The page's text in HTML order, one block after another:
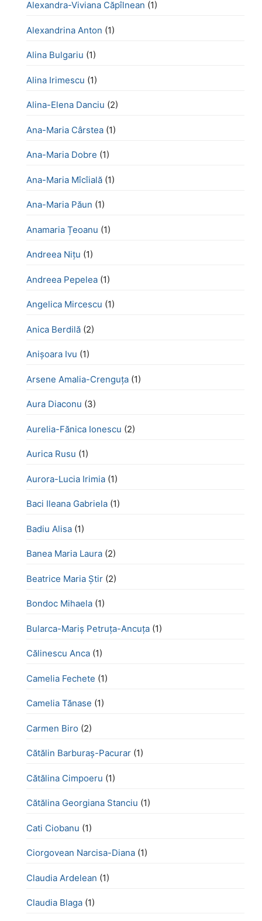
Alexandra-Viviana Căpîlnean (1)
Alexandrina Anton (1)
Alina Bulgariu (1)
Alina Irimescu (1)
Alina-Elena Danciu (2)
Ana-Maria Cârstea (1)
Ana-Maria Dobre (1)
Ana-Maria Mîcîială (1)
Ana-Maria Păun (1)
Anamaria Țeoanu (1)
Andreea Nițu (1)
Andreea Pepelea (1)
Angelica Mircescu (1)
Anica Berdilă (2)
Anișoara Ivu (1)
Arsene Amalia-Crenguța (1)
Aura Diaconu (3)
Aurelia-Fănica Ionescu (2)
Aurica Rusu (1)
Aurora-Lucia Irimia (1)
Baci Ileana Gabriela (1)
Badiu Alisa (1)
Banea Maria Laura (2)
Beatrice Maria Știr (2)
Bondoc Mihaela (1)
Bularca-Mariș Petruța-Ancuța (1)
Călinescu Anca (1)
Camelia Fechete (1)
Camelia Tănase (1)
Carmen Biro (2)
Cătălin Barburaș-Pacurar (1)
Cătălina Cimpoeru (1)
Cătălina Georgiana Stanciu (1)
Cati Ciobanu (1)
Ciorgovean Narcisa-Diana (1)
Claudia Ardelean (1)
Claudia Blaga (1)